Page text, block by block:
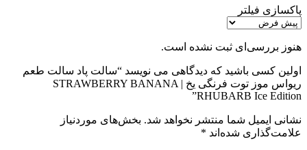
پاکسازی فیلتر
هنوز بررسی‌ای ثبت نشده است.
اولین کسی باشید که دیدگاهی می نویسد “سالت پاد سالت طعم
ریواس موز توت فرنگی یخ | STRAWBERRY BANANA
RHUBARB Ice Edition”
نشانی ایمیل شما منتشر نخواهد شد. بخش‌های موردنیاز
علامت‌گذاری شده‌اند *